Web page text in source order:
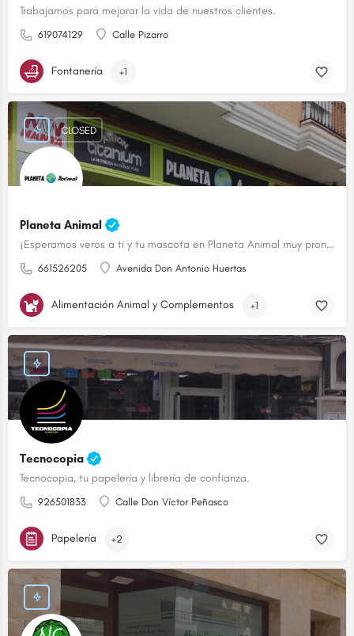
Trabajamos para mejorar la vida de nuestros clientes.
619074129 Calle Pizarro
Fontanería +1
Planeta Animal
¡Esperamos veros a ti y tu mascota en Planeta Animal muy pronto!
661526205 Avenida Don Antonio Huertas
CLOSED
Alimentación Animal y Complementos +1
Tecnocopia
Tecnocopia, tu papelería y librería de confianza.
926501833 Calle Don Víctor Peñasco
Papelería +2